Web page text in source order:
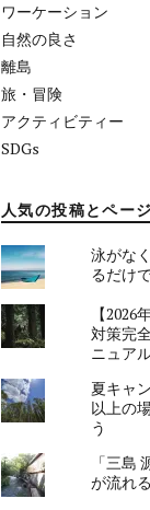
ワーケーション
自然の良さ
離島
旅・冒険
アクティビティー
SDGs
人気の投稿とページ
泳がな
るだけ
【
対策完
ニュア
夏キャ
以上の
う
「三島
が流れ